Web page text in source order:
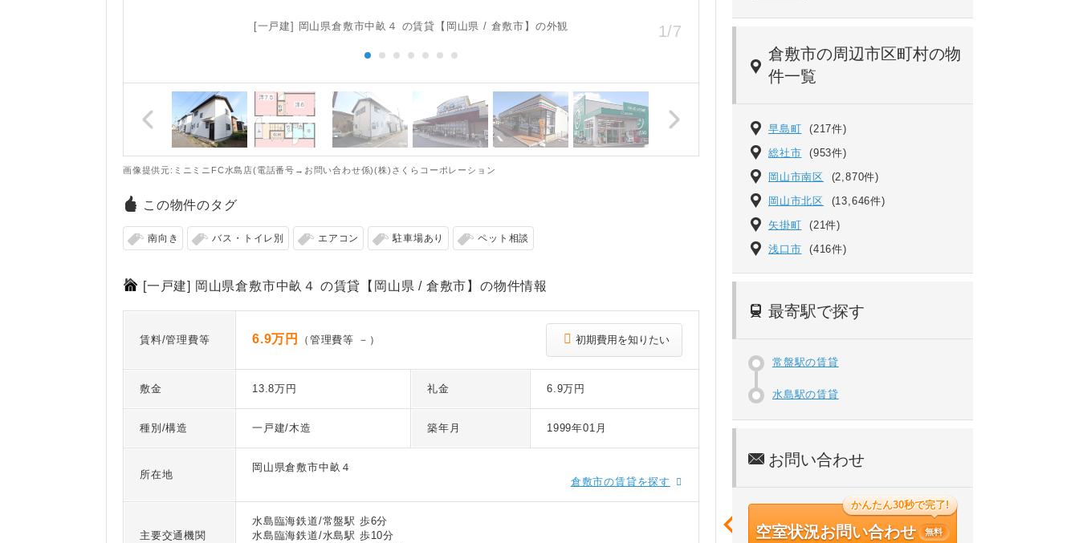
1/7
[一戸建] 岡山県倉敷市中畝４ の賃貸【岡山県 / 倉敷市】の外観
画像提供元:ミニミニFC水島店(電話番号→お問い合わせ係)(株)さくらコーポレーション
この物件のタグ
南向き バス・トイレ別 エアコン 駐車場あり ペット相談
[一戸建] 岡山県倉敷市中畝４ の賃貸【岡山県 / 倉敷市】の物件情報
賃料/管理費等 6.9万円 （管理費等 －） 初期費用を知りたい
敷金 13.8万円 礼金 6.9万円
種別/構造 一戸建/木造 築年月 1999年01月
所在地
岡山県倉敷市中畝４
倉敷市の賃貸を探す
主要交通機関
水島臨海鉄道/常盤駅 歩6分
水島臨海鉄道/水島駅 歩10分
倉敷市の周辺市区町村の物
件一覧
早島町 (217件)
総社市 (953件)
岡山市南区 (2,870件)
岡山市北区 (13,646件)
矢掛町 (21件)
浅口市 (416件)
最寄駅で探す
常盤駅の賃貸
水島駅の賃貸
お問い合わせ
かんたん30秒で完了!
空室状況お問い合わせ 無料